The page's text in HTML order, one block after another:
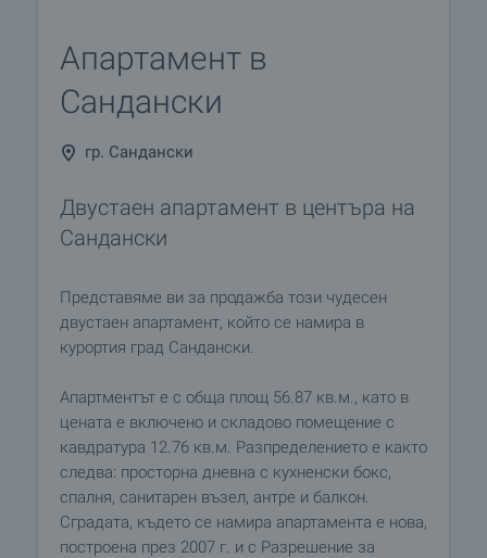
Апартамент в
Сандански
гр. Сандански
Двустаен апартамент в центъра на
Сандански
Представяме ви за продажба този чудесен
двустаен апартамент, който се намира в
курортия град Сандански.
Апартментът е с обща площ 56.87 кв.м., като в
цената е включено и складово помещение с
кавдратура 12.76 кв.м. Разпределението е както
следва: просторна дневна с кухненски бокс,
спалня, санитарен възел, антре и балкон.
Сградата, където се намира апартамента е нова,
построена през 2007 г. и с Разрешение за